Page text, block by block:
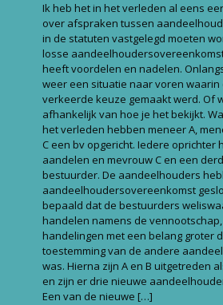
Ik heb het in het verleden al eens
over afspraken tussen
in de statuten vastgelegd moeten
losse
heeft voordelen en nadelen.
weer een situatie naar voren waarin
verkeerde keuze gemaakt werd. Of
afhankelijk van hoe je het bekijkt.
het verleden hebben meneer A,
C een bv opgericht. Iedere oprichter
aandelen en mevrouw C en een
bestuurder. De aandeelhouders
aandeelhoudersovereenkomst
bepaald dat de bestuurders
handelen namens de
handelingen met een belang groter
toestemming van de andere
was. Hierna zijn A en B uitgetreden
en zijn er drie nieuwe
Een van de nieuwe […]